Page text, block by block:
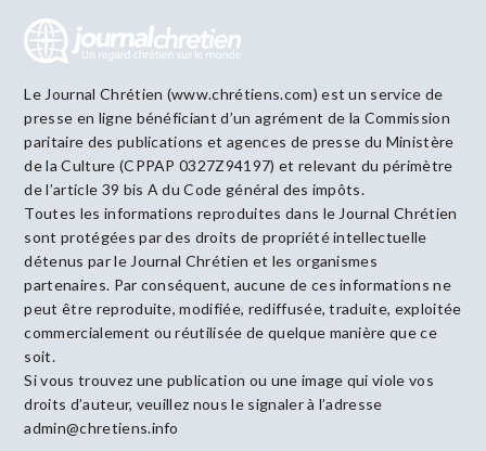
Le Journal Chrétien (www.chrétiens.com) est un service de
presse en ligne bénéficiant d’un agrément de la Commission
paritaire des publications et agences de presse du Ministère
de la Culture (CPPAP 0327Z94197) et relevant du périmètre
de l’article 39 bis A du Code général des impôts.
Toutes les informations reproduites dans le Journal Chrétien
sont protégées par des droits de propriété intellectuelle
détenus par le Journal Chrétien et les organismes
partenaires. Par conséquent, aucune de ces informations ne
peut être reproduite, modifiée, rediffusée, traduite, exploitée
commercialement ou réutilisée de quelque manière que ce
soit.
Si vous trouvez une publication ou une image qui viole vos
droits d’auteur, veuillez nous le signaler à l’adresse
admin@chretiens.info